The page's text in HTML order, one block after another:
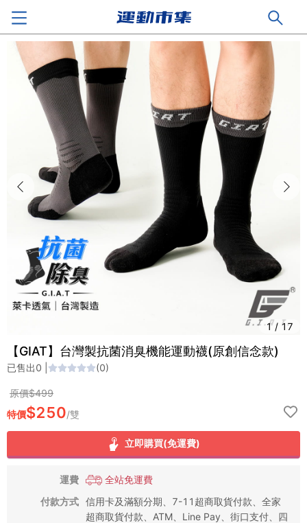
1/ 17
【GIAT】台灣製抗菌消臭機能運動襪(原創信念款)
已售出0 (0)
原價$499
特價$250/雙
立即購買(免運費)
運費
全站免運費
付款方式 信用卡及滿額分期、7-11超商取貨付款、全家
超商取貨付款、ATM、Line Pay、街口支付、四